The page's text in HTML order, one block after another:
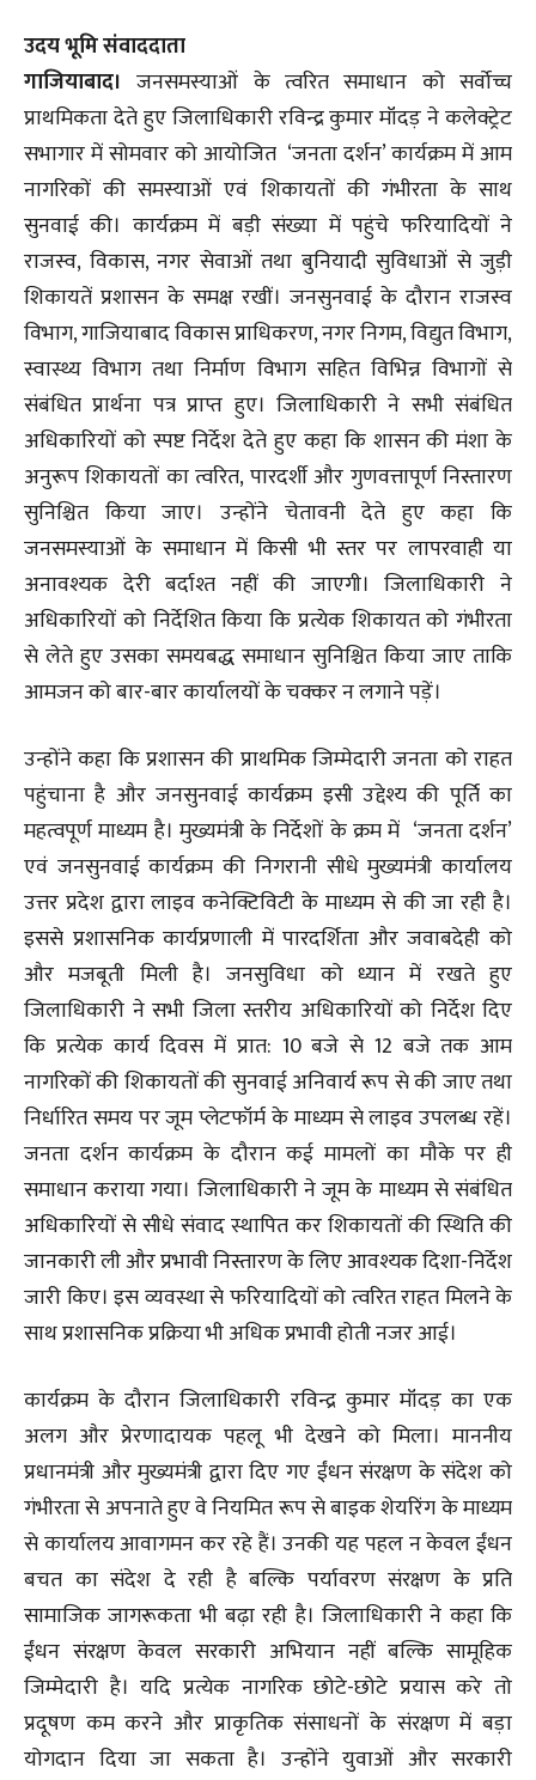
उदय भूमि संवाददाता
गाजियाबाद। जनसमस्याओं के त्वरित समाधान को सर्वोच्च
प्राथमिकता देते हुए जिलाधिकारी रविन्द्र कुमार मॉंदड़ ने कलेक्ट्रेट
सभागार में सोमवार को आयोजित ‘जनता दर्शन’ कार्यक्रम में आम
नागरिकों की समस्याओं एवं शिकायतों की गंभीरता के साथ
सुनवाई की। कार्यक्रम में बड़ी संख्या में पहुंचे फरियादियों ने
राजस्व, विकास, नगर सेवाओं तथा बुनियादी सुविधाओं से जुड़ी
शिकायतें प्रशासन के समक्ष रखीं। जनसुनवाई के दौरान राजस्व
विभाग, गाजियाबाद विकास प्राधिकरण, नगर निगम, विद्युत विभाग,
स्वास्थ्य विभाग तथा निर्माण विभाग सहित विभिन्न विभागों से
संबंधित प्रार्थना पत्र प्राप्त हुए। जिलाधिकारी ने सभी संबंधित
अधिकारियों को स्पष्ट निर्देश देते हुए कहा कि शासन की मंशा के
अनुरूप शिकायतों का त्वरित, पारदर्शी और गुणवत्तापूर्ण निस्तारण
सुनिश्चित किया जाए। उन्होंने चेतावनी देते हुए कहा कि
जनसमस्याओं के समाधान में किसी भी स्तर पर लापरवाही या
अनावश्यक देरी बर्दाश्त नहीं की जाएगी। जिलाधिकारी ने
अधिकारियों को निर्देशित किया कि प्रत्येक शिकायत को गंभीरता
से लेते हुए उसका समयबद्ध समाधान सुनिश्चित किया जाए ताकि
आमजन को बार-बार कार्यालयों के चक्कर न लगाने पड़ें।
उन्होंने कहा कि प्रशासन की प्राथमिक जिम्मेदारी जनता को राहत
पहुंचाना है और जनसुनवाई कार्यक्रम इसी उद्देश्य की पूर्ति का
महत्वपूर्ण माध्यम है। मुख्यमंत्री के निर्देशों के क्रम में ‘जनता दर्शन’
एवं जनसुनवाई कार्यक्रम की निगरानी सीधे मुख्यमंत्री कार्यालय
उत्तर प्रदेश द्वारा लाइव कनेक्टिविटी के माध्यम से की जा रही है।
इससे प्रशासनिक कार्यप्रणाली में पारदर्शिता और जवाबदेही को
और मजबूती मिली है। जनसुविधा को ध्यान में रखते हुए
जिलाधिकारी ने सभी जिला स्तरीय अधिकारियों को निर्देश दिए
कि प्रत्येक कार्य दिवस में प्रात: 10 बजे से 12 बजे तक आम
नागरिकों की शिकायतों की सुनवाई अनिवार्य रूप से की जाए तथा
निर्धारित समय पर जूम प्लेटफॉर्म के माध्यम से लाइव उपलब्ध रहें।
जनता दर्शन कार्यक्रम के दौरान कई मामलों का मौके पर ही
समाधान कराया गया। जिलाधिकारी ने जूम के माध्यम से संबंधित
अधिकारियों से सीधे संवाद स्थापित कर शिकायतों की स्थिति की
जानकारी ली और प्रभावी निस्तारण के लिए आवश्यक दिशा-निर्देश
जारी किए। इस व्यवस्था से फरियादियों को त्वरित राहत मिलने के
साथ प्रशासनिक प्रक्रिया भी अधिक प्रभावी होती नजर आई।
कार्यक्रम के दौरान जिलाधिकारी रविन्द्र कुमार मॉंदड़ का एक
अलग और प्रेरणादायक पहलू भी देखने को मिला। माननीय
प्रधानमंत्री और मुख्यमंत्री द्वारा दिए गए ईंधन संरक्षण के संदेश को
गंभीरता से अपनाते हुए वे नियमित रूप से बाइक शेयरिंग के माध्यम
से कार्यालय आवागमन कर रहे हैं। उनकी यह पहल न केवल ईंधन
बचत का संदेश दे रही है बल्कि पर्यावरण संरक्षण के प्रति
सामाजिक जागरूकता भी बढ़ा रही है। जिलाधिकारी ने कहा कि
ईंधन संरक्षण केवल सरकारी अभियान नहीं बल्कि सामूहिक
जिम्मेदारी है। यदि प्रत्येक नागरिक छोटे-छोटे प्रयास करे तो
प्रदूषण कम करने और प्राकृतिक संसाधनों के संरक्षण में बड़ा
योगदान दिया जा सकता है। उन्होंने युवाओं और सरकारी